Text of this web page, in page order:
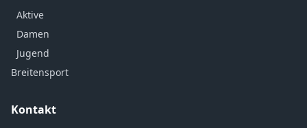
Aktive
Damen
Jugend
Breitensport
Kontakt